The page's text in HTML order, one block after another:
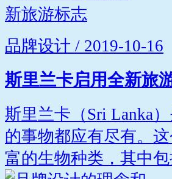
品牌设计 / 2019-10-16
斯里兰卡启用全新旅
斯里兰卡（Sri Lanka
的事物都应有尽有。
富的生物种类，其中包